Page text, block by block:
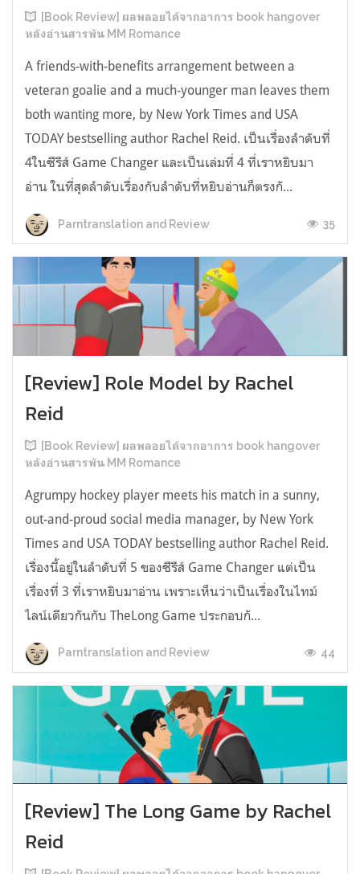
[Book Review] ผลพลอยได้จากอาการ book hangover
หลังอ่านสารพัน MM Romance
A friends-with-benefits arrangement between a
veteran goalie and a much-younger man leaves them
both wanting more, by New York Times and USA
TODAY bestselling author Rachel Reid. เป็นเรื่องลำดับที่
4ในซีรีส์ Game Changer และเป็นเล่มที่ 4 ที่เราหยิบมา
อ่าน ในที่สุดลำดับเรื่องกับลำดับที่หยิบอ่านก็ตรงกั...
Parntranslation and Review 35
[Review] Role Model by Rachel
Reid
[Book Review] ผลพลอยได้จากอาการ book hangover
หลังอ่านสารพัน MM Romance
Agrumpy hockey player meets his match in a sunny,
out-and-proud social media manager, by New York
Times and USA TODAY bestselling author Rachel Reid.
เรื่องนี้อยู่ในลำดับที่ 5 ของซีรีส์ Game Changer แต่เป็น
เรื่องที่ 3 ที่เราหยิบมาอ่าน เพราะเห็นว่าเป็นเรื่องในไทม์
ไลน์เดียวกันกับ TheLong Game ประกอบกั...
Parntranslation and Review 44
[Review] The Long Game by Rachel
Reid